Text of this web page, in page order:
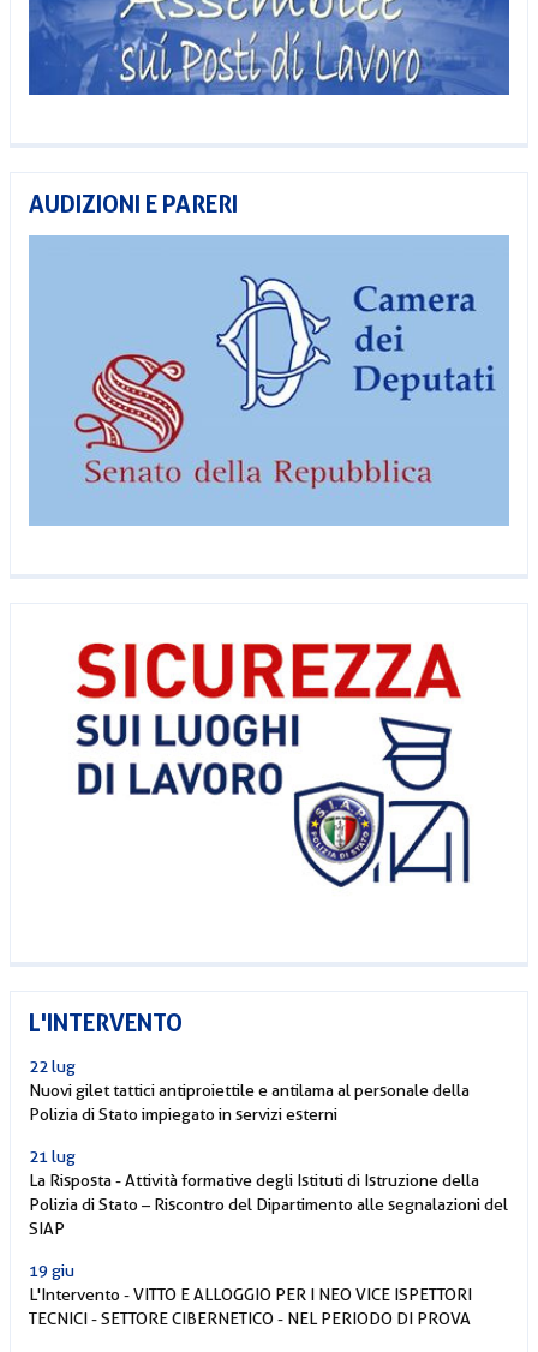
AUDIZIONI E PARERI
L'INTERVENTO
22 lug
Nuovi gilet tattici antiproiettile e antilama al personale della
Polizia di Stato impiegato in servizi esterni
21 lug
La Risposta - Attività formative degli Istituti di Istruzione della
Polizia di Stato – Riscontro del Dipartimento alle segnalazioni del
SIAP
19 giu
L'Intervento - VITTO E ALLOGGIO PER I NEO VICE ISPETTORI
TECNICI - SETTORE CIBERNETICO - NEL PERIODO DI PROVA